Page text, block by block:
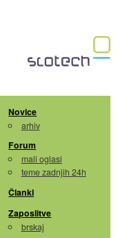
Novice
arhiv
Forum
mali oglasi
teme zadnjih 24h
Članki
Zaposlitve
brskaj